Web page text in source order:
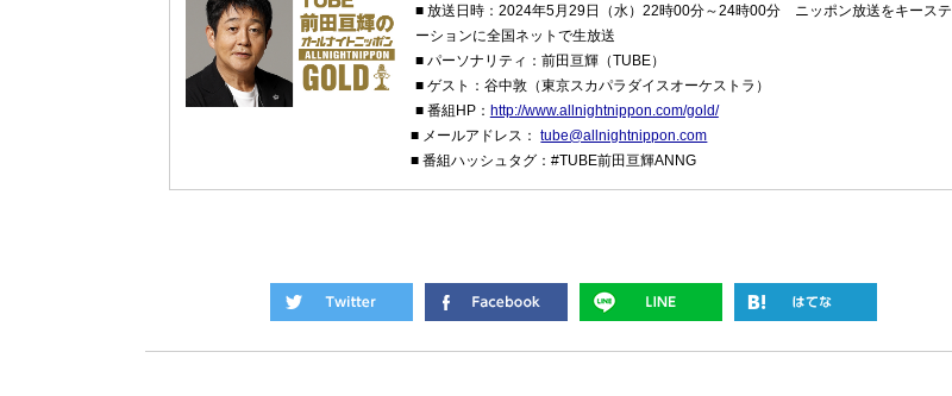
■ 放送日時：2024年5月29日（水）22時00分～24時00分 ニッポン放送をキーステ
ーションに全国ネットで生放送
■ パーソナリティ：前田亘輝（TUBE）
■ ゲスト：谷中敦（東京スカパラダイスオーケストラ）
■ 番組HP： http://www.allnightnippon.com/gold/
■ メールアドレス：tube@allnightnippon.com
■ 番組ハッシュタグ：#TUBE前田亘輝ANNG